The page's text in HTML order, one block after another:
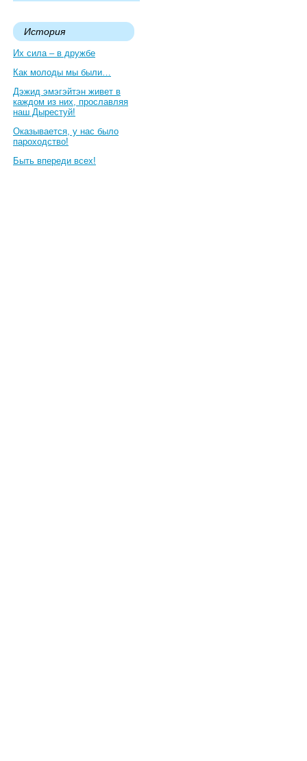
История
Их сила – в дружбе
Как молоды мы были…
Дэжид эмэгэйтэн живет в
каждом из них, прославляя
наш Дырестуй!
Оказывается, у нас было
пароходство!
Быть впереди всех!